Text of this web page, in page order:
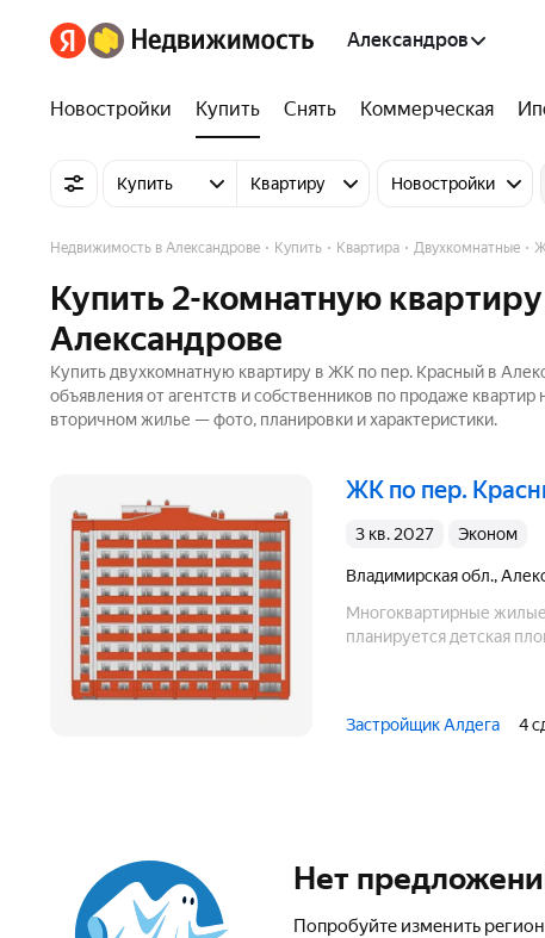
Александров
Новостройки Купить Снять Коммерческая
Купить Квартиру Новостройки
Недвижимость в Александрове Купить Квартира Двухкомнатные
Купить 2-комнатную
Александрове
Купить двухкомнатную квартиру в ЖК по пер. Красный в
объявления от агентств и собственников по продаже
вторичном жилье — фото, планировки и характеристики.
ЖК по пер.
3 кв. 2027 эконом
Владимирская обл.,
Многоквартирные
планируется детская
Застройщик Алдега 4
Нет
Попробуйте изменить